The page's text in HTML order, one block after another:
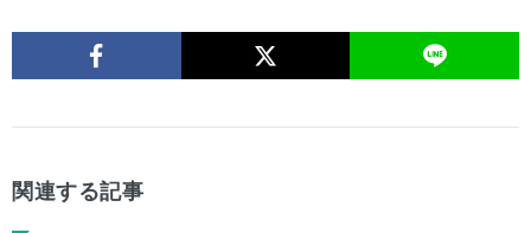
関連する記事